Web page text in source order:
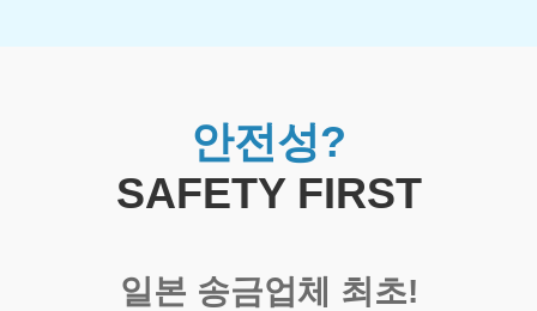
안전성?
SAFETY FIRST
일본 송금업체 최초!